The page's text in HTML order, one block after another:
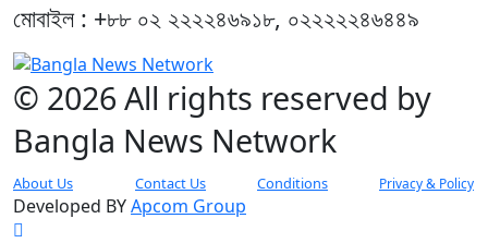
মোবাইল : +৮৮ ০২ ২২২২৪৬৯১৮, ০২২২২২৪৬৪৪৯
© 2026 All rights reserved by
Bangla News Network
About Us Contact Us Conditions Privacy & Policy
Developed BYApcom Group